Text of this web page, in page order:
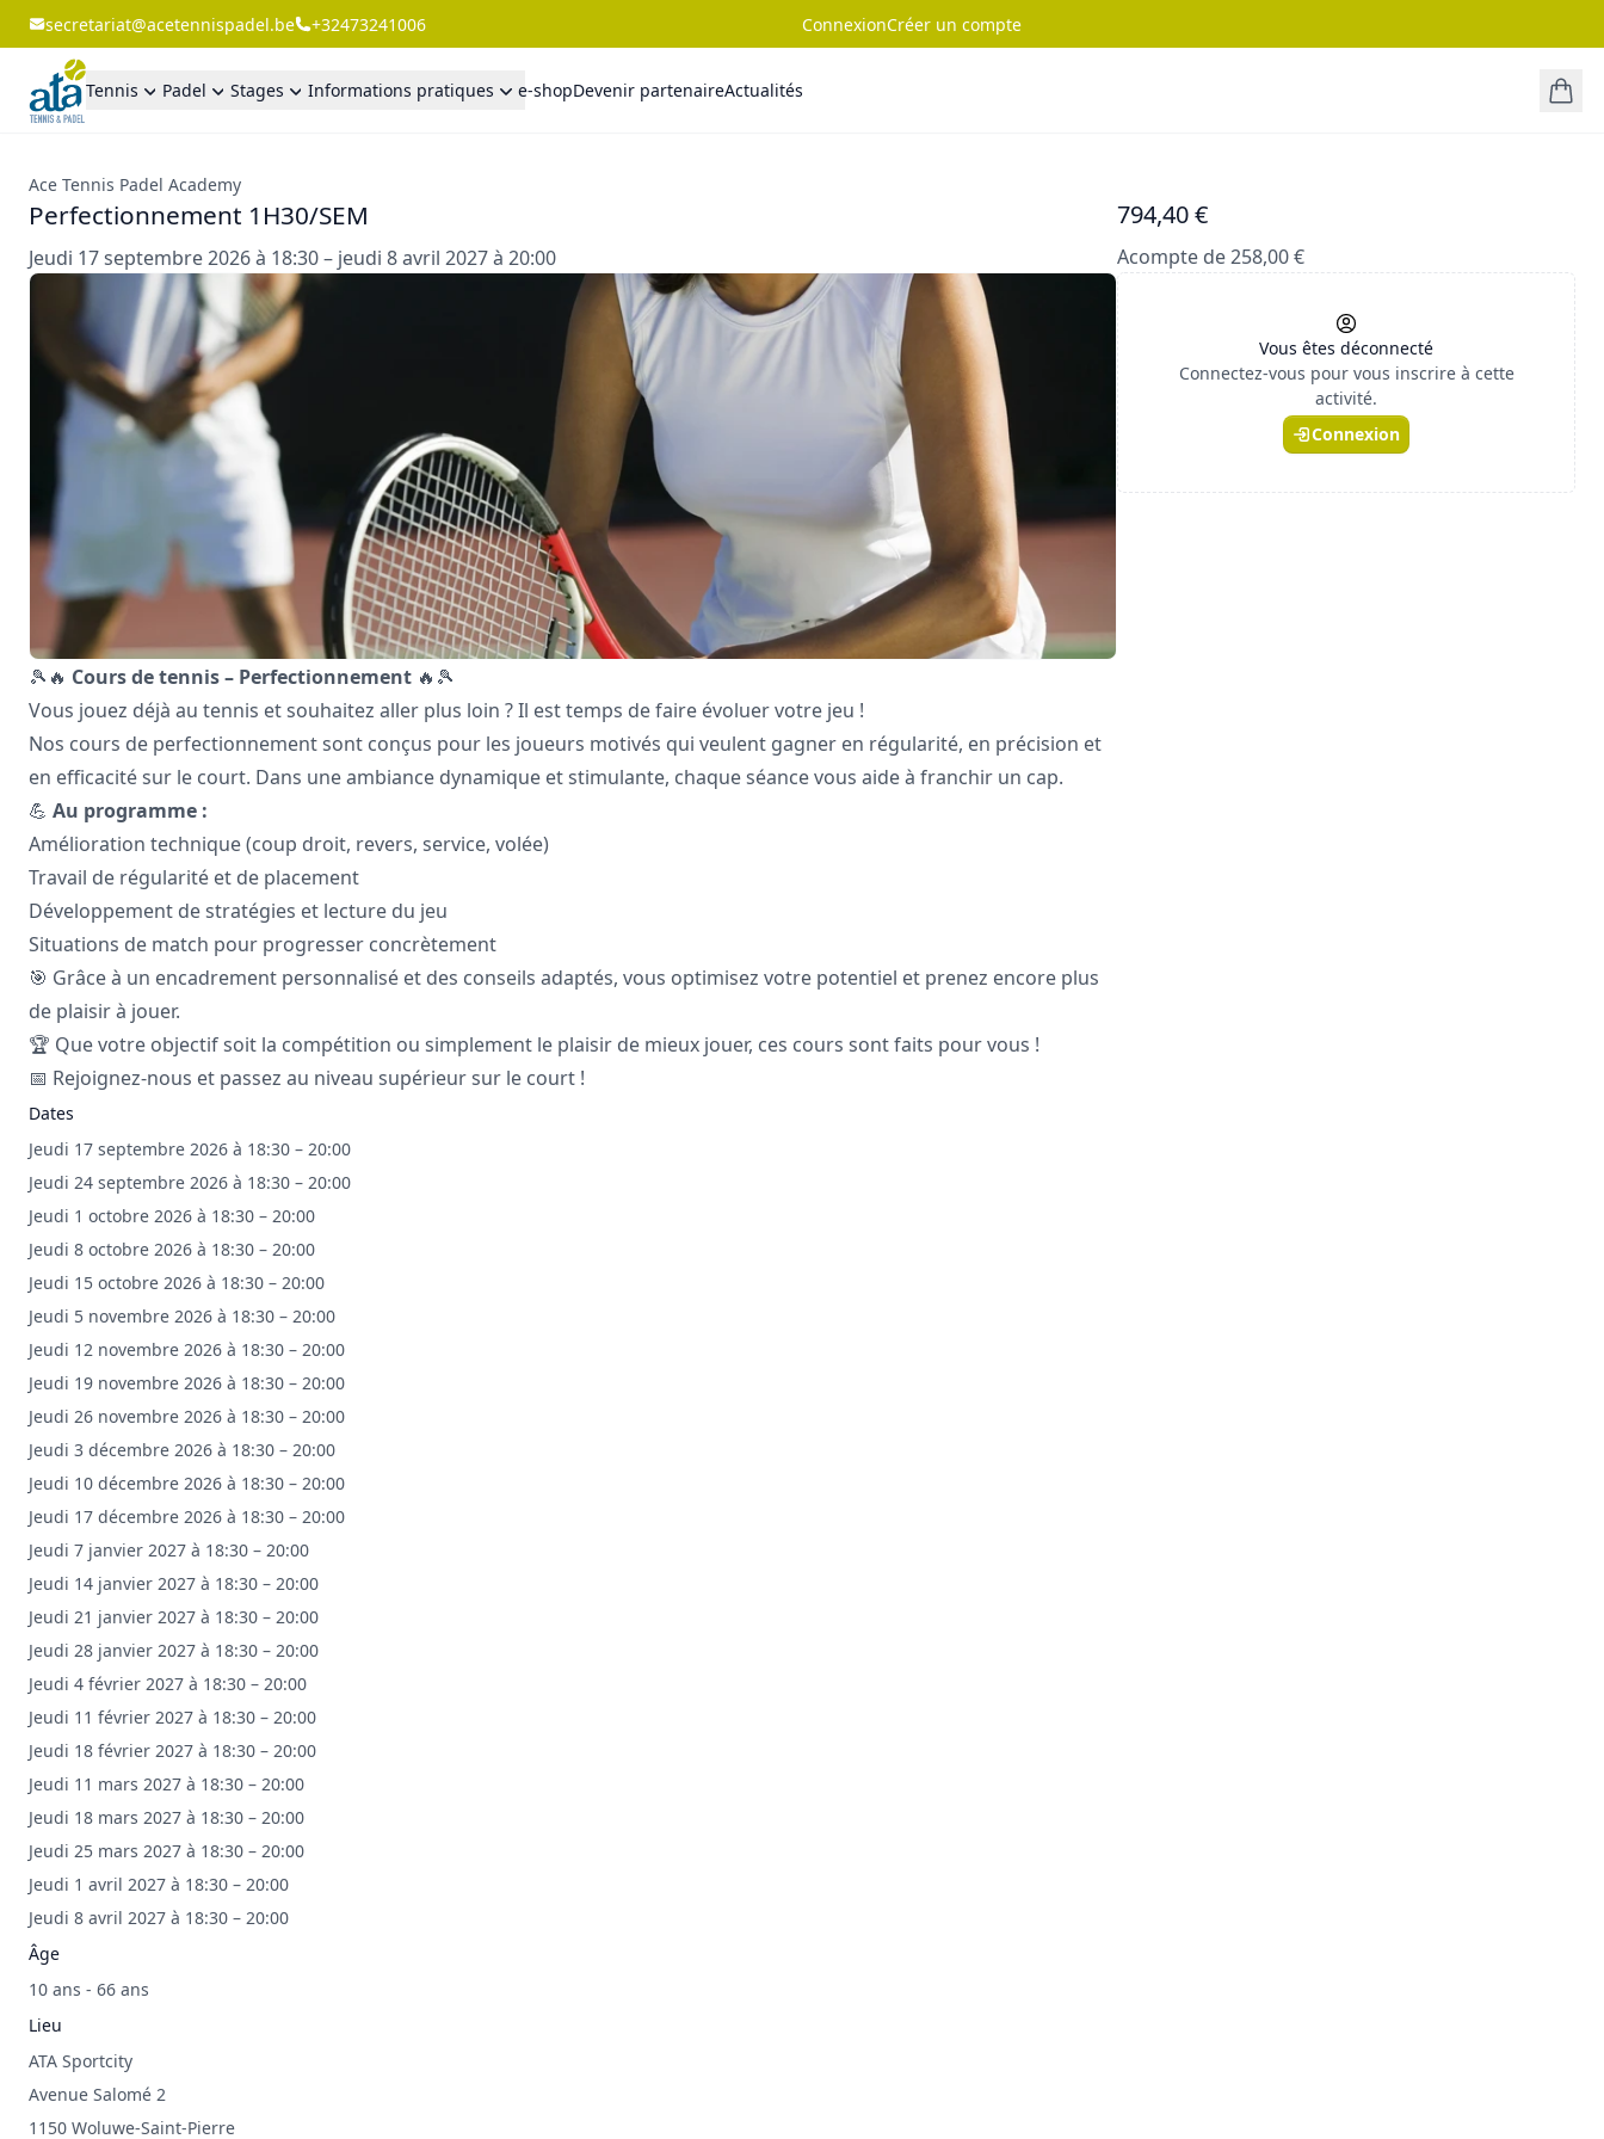
secretariat@acetennispadel.be +32473241006 ConnexionCréer un compte
Tennis Padel Stages Informations pratiques e-shopDevenir partenaireActualités
Ace Tennis Padel Academy
Perfectionnement 1H30/SEM
Jeudi 17 septembre 2026 à 18:30 – jeudi 8 avril 2027 à 20:00
794,40 €
Acompte de 258,00 €
🎾🔥 Cours de tennis – Perfectionnement 🔥🎾
Vous jouez déjà au tennis et souhaitez aller plus loin ? Il est temps de faire évoluer votre jeu !
Nos cours de perfectionnement sont conçus pour les joueurs motivés qui veulent gagner en régularité, en précision et
en efficacité sur le court. Dans une ambiance dynamique et stimulante, chaque séance vous aide à franchir un cap.
💪 Au programme :
Amélioration technique (coup droit, revers, service, volée)
Travail de régularité et de placement
Développement de stratégies et lecture du jeu
Situations de match pour progresser concrètement
🎯 Grâce à un encadrement personnalisé et des conseils adaptés, vous optimisez votre potentiel et prenez encore plus
de plaisir à jouer.
🏆 Que votre objectif soit la compétition ou simplement le plaisir de mieux jouer, ces cours sont faits pour vous !
📅 Rejoignez-nous et passez au niveau supérieur sur le court !
Dates
Jeudi 17 septembre 2026 à 18:30 – 20:00
Jeudi 24 septembre 2026 à 18:30 – 20:00
Jeudi 1 octobre 2026 à 18:30 – 20:00
Jeudi 8 octobre 2026 à 18:30 – 20:00
Jeudi 15 octobre 2026 à 18:30 – 20:00
Jeudi 5 novembre 2026 à 18:30 – 20:00
Jeudi 12 novembre 2026 à 18:30 – 20:00
Jeudi 19 novembre 2026 à 18:30 – 20:00
Jeudi 26 novembre 2026 à 18:30 – 20:00
Jeudi 3 décembre 2026 à 18:30 – 20:00
Jeudi 10 décembre 2026 à 18:30 – 20:00
Jeudi 17 décembre 2026 à 18:30 – 20:00
Jeudi 7 janvier 2027 à 18:30 – 20:00
Jeudi 14 janvier 2027 à 18:30 – 20:00
Jeudi 21 janvier 2027 à 18:30 – 20:00
Jeudi 28 janvier 2027 à 18:30 – 20:00
Jeudi 4 février 2027 à 18:30 – 20:00
Jeudi 11 février 2027 à 18:30 – 20:00
Jeudi 18 février 2027 à 18:30 – 20:00
Jeudi 11 mars 2027 à 18:30 – 20:00
Jeudi 18 mars 2027 à 18:30 – 20:00
Jeudi 25 mars 2027 à 18:30 – 20:00
Jeudi 1 avril 2027 à 18:30 – 20:00
Jeudi 8 avril 2027 à 18:30 – 20:00
Âge
10 ans - 66 ans
Lieu
ATA Sportcity
Avenue Salomé 2
1150 Woluwe-Saint-Pierre
Vous êtes déconnecté
Connectez-vous pour vous inscrire à cette
activité.
Connexion